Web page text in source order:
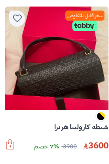
سعر قابل للتفاوض
شنطة كارولينا هريرا
3600
3900 7% خصم